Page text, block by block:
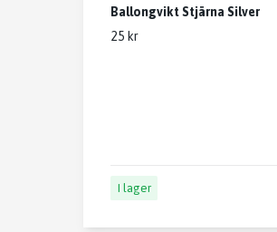
Ballongvikt Stjärna Silver
25 kr
I lager